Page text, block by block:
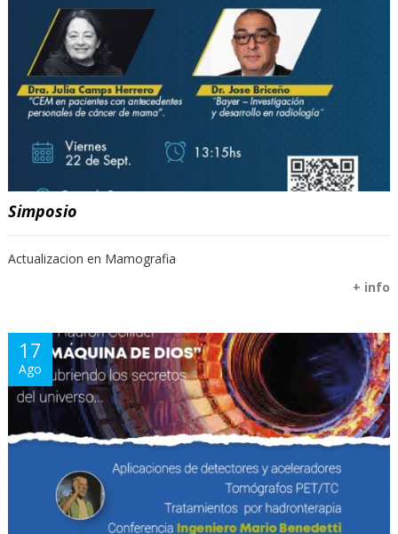
Simposio
Actualizacion en Mamografia
+ info
17
Ago